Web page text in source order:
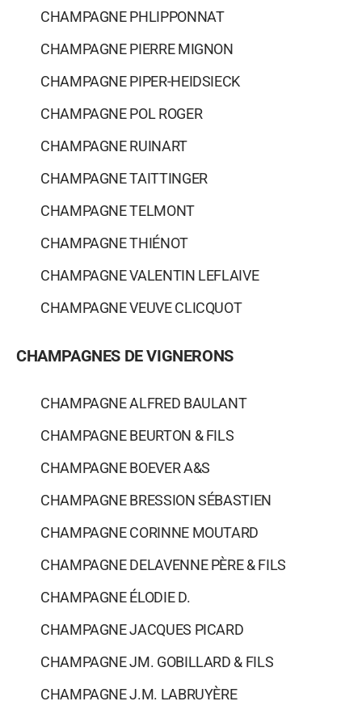
CHAMPAGNE PHLIPPONNAT
CHAMPAGNE PIERRE MIGNON
CHAMPAGNE PIPER-HEIDSIECK
CHAMPAGNE POL ROGER
CHAMPAGNE RUINART
CHAMPAGNE TAITTINGER
CHAMPAGNE TELMONT
CHAMPAGNE THIÉNOT
CHAMPAGNE VALENTIN LEFLAIVE
CHAMPAGNE VEUVE CLICQUOT
CHAMPAGNES DE VIGNERONS
CHAMPAGNE ALFRED BAULANT
CHAMPAGNE BEURTON & FILS
CHAMPAGNE BOEVER A&S
CHAMPAGNE BRESSION SÉBASTIEN
CHAMPAGNE CORINNE MOUTARD
CHAMPAGNE DELAVENNE PÈRE & FILS
CHAMPAGNE ÉLODIE D.
CHAMPAGNE JACQUES PICARD
CHAMPAGNE JM. GOBILLARD & FILS
CHAMPAGNE J.M. LABRUYÈRE